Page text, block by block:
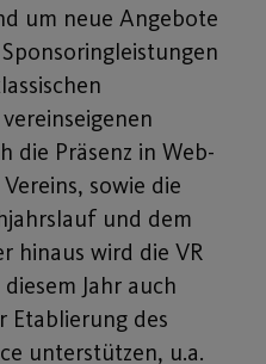
um neue Angebote
die Präsenz in Web-
sowie die
und dem
hinaus wird die VR
Jahr auch
Etablierung des
unterstützen, u.a.